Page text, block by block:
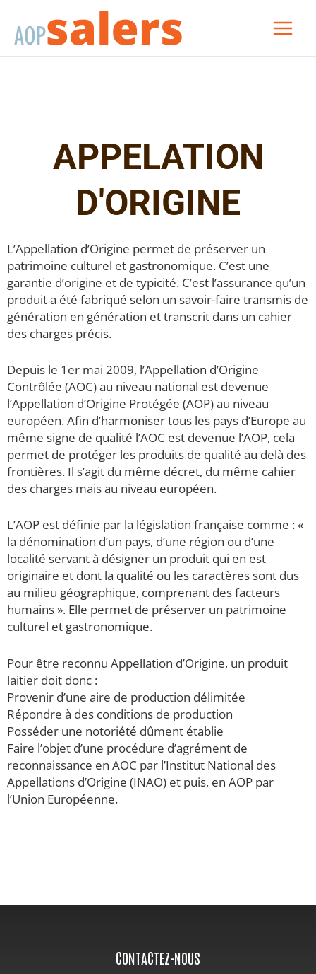
contenu
APPELATION
D'ORIGINE
L’Appellation d’Origine permet de préserver un
patrimoine culturel et gastronomique. C’est une
garantie d’origine et de typicité. C’est l’assurance qu’un
produit a été fabriqué selon un savoir-faire transmis de
génération en génération et transcrit dans un cahier
des charges précis.
Depuis le 1er mai 2009, l’Appellation d’Origine
Contrôlée (AOC) au niveau national est devenue
l’Appellation d’Origine Protégée (AOP) au niveau
européen. Afin d’harmoniser tous les pays d’Europe au
même signe de qualité l’AOC est devenue l’AOP, cela
permet de protéger les produits de qualité au delà des
frontières. Il s’agit du même décret, du même cahier
des charges mais au niveau européen.
L’AOP est définie par la législation française comme : «
la dénomination d’un pays, d’une région ou d’une
localité servant à désigner un produit qui en est
originaire et dont la qualité ou les caractères sont dus
au milieu géographique, comprenant des facteurs
humains ». Elle permet de préserver un patrimoine
culturel et gastronomique.
Pour être reconnu Appellation d’Origine, un produit
laitier doit donc :
Provenir d’une aire de production délimitée
Répondre à des conditions de production
Posséder une notoriété dûment établie
Faire l’objet d’une procédure d’agrément de
reconnaissance en AOC par l’Institut National des
Appellations d’Origine (INAO) et puis, en AOP par
l’Union Européenne.
CONTACTEZ-NOUS